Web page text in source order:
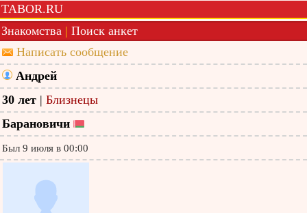
TABOR.RU
Знакомства | Поиск анкет
Написать сообщение
Андрей
30 лет | Близнецы
Барановичи
Был 9 июля в 00:00